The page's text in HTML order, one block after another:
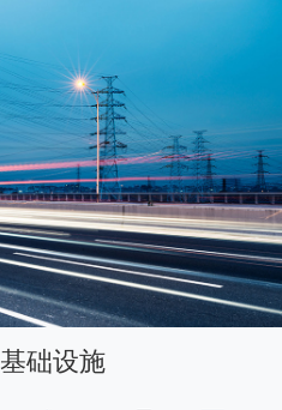
础设施